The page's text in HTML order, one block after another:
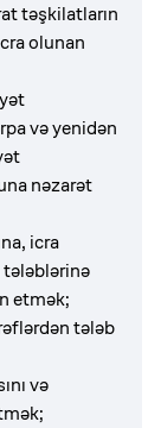
təşkilatların
olunan
və yenidən
nəzarət
icra
tələblərinə
etmək;
tələb
və